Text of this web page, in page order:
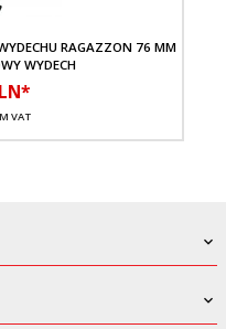
RAGAZZON 76 MM
WYDECH
VAT